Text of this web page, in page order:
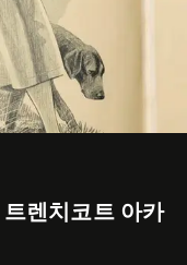
렌치코트 아카